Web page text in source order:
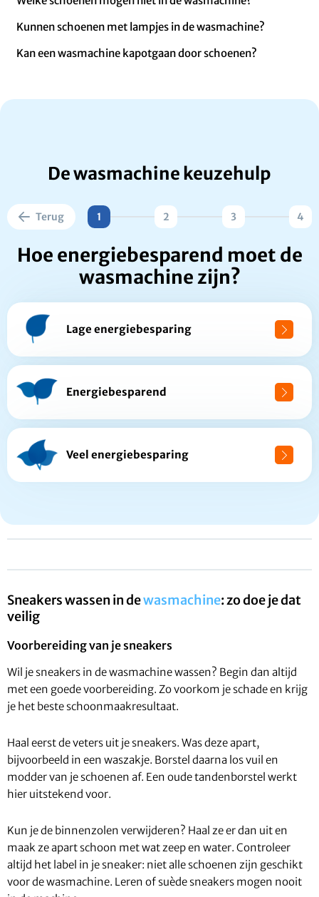
Kunnen schoenen met lampjes in de wasmachine?
Kan een wasmachine kapotgaan door schoenen?
De wasmachine keuzehulp
Terug 1 2 3 4
Hoe energiebesparend moet de
wasmachine zijn?
Lage energiebesparing
Energiebesparend
Veel energiebesparing
Sneakers wassen in dewasmachine: zo doe je dat
veilig
Voorbereiding van je sneakers
Wil je sneakers in de wasmachine wassen? Begin dan altijd
met een goede voorbereiding. Zo voorkom je schade en krijg
je het beste schoonmaakresultaat.
Haal eerst de veters uit je sneakers. Was deze apart,
bijvoorbeeld in een waszakje. Borstel daarna los vuil en
modder van je schoenen af. Een oude tandenborstel werkt
hier uitstekend voor.
Kun je de binnenzolen verwijderen? Haal ze er dan uit en
maak ze apart schoon met wat zeep en water. Controleer
altijd het label in je sneaker: niet alle schoenen zijn geschikt
voor de wasmachine. Leren of suède sneakers mogen nooit